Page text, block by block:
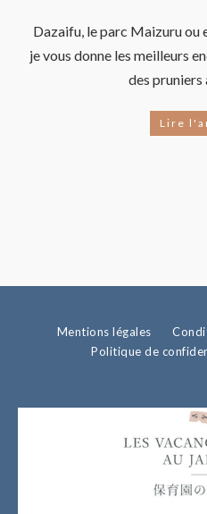
Dazaifu, le parc Maizuru ou
je vous donne les meilleurs
des pruniers
Lire
Mentions légales
Politique de